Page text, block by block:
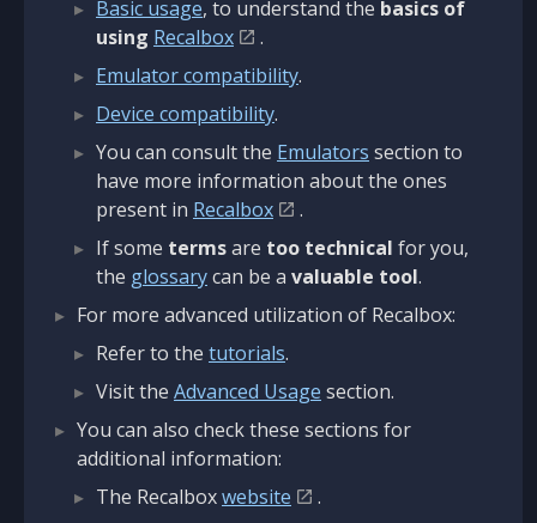
Basic usage, to understand the basics of
using Recalbox
.
Emulator compatibility.
Device compatibility.
You can consult the Emulators section to
have more information about the ones
present in Recalbox
.
If some termsare too technical for you,
the glossarycan be a valuable tool.
For more advanced utilization of Recalbox:
Refer to the tutorials.
Visit the Advanced Usage section.
You can also check these sections for
additional information:
The Recalboxwebsite
.